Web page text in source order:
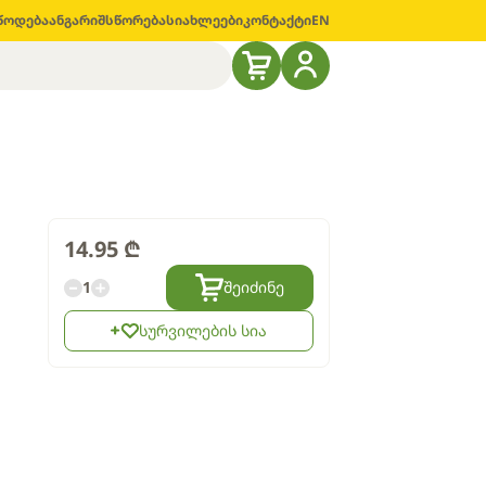
ანგარიშსწორებასიახლეებიკონტაქტიEN
14.95₾
1 შეიძინე
სურვილების სია